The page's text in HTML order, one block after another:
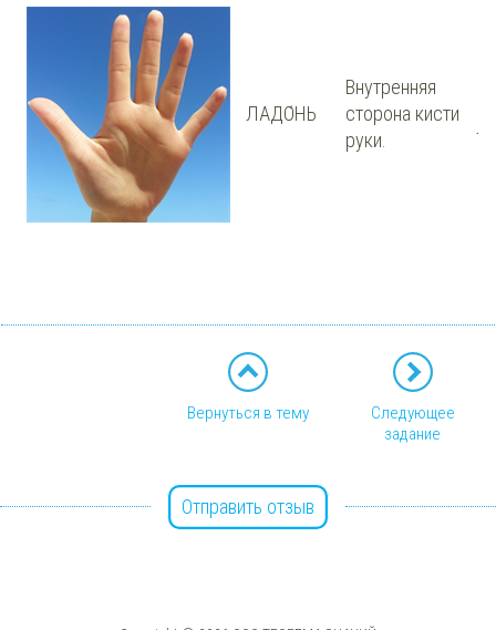
ЛАДО́НЬ
Внутренняя
сторона кисти
руки.
Вернуться в тему
Следующее
задание
Отправить отзыв